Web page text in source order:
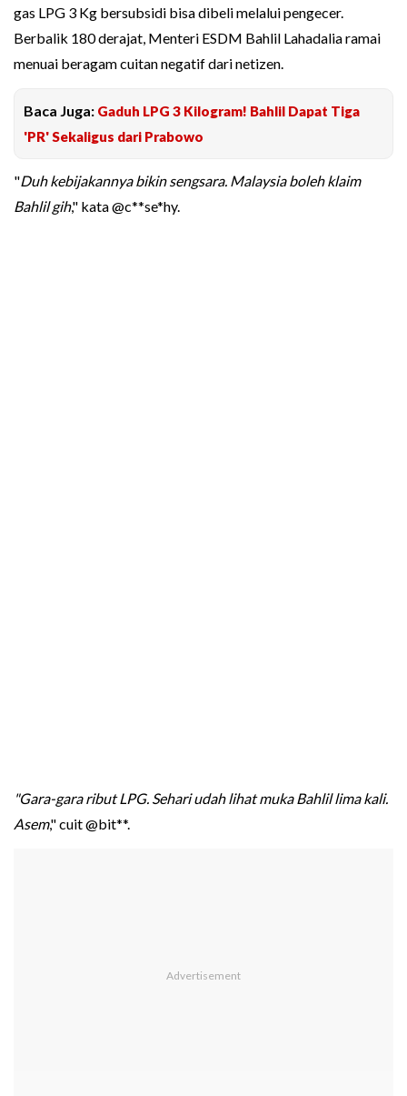
gas LPG 3 Kg bersubsidi bisa dibeli melalui pengecer.
Berbalik 180 derajat, Menteri ESDM Bahlil Lahadalia ramai
menuai beragam cuitan negatif dari netizen.
Baca Juga: Gaduh LPG 3 Kilogram! Bahlil Dapat Tiga
'PR' Sekaligus dari Prabowo
"Duh kebijakannya bikin sengsara. Malaysia boleh klaim
Bahlil gih," kata @c**se*hy.
"Gara-gara ribut LPG. Sehari udah lihat muka Bahlil lima kali.
Asem," cuit @bit**.